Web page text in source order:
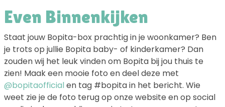
Even Binnenkijken
Staat jouw Bopita-box prachtig in je woonkamer? Ben
je trots op jullie Bopita baby- of kinderkamer? Dan
zouden wij het leuk vinden om Bopita bij jou thuis te
zien! Maak een mooie foto en deel deze met
@bopitaofficial en tag #bopita in het bericht. Wie
weet zie je de foto terug op onze website en op social